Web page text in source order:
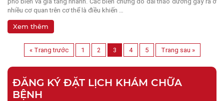
nhiều cơ quan trên cơ thể là điều khiến …
Xem thêm
« Trang trước 1 2 3 4 5 Trang sau »
ĐĂNG KÝ ĐẶT LỊCH KHÁM CHỮA
BỆNH